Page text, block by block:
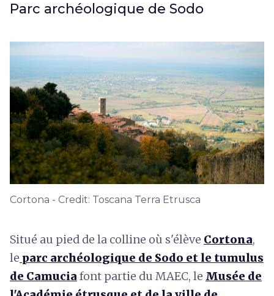
Parc archéologique de Sodo
Cortona - Credit: Toscana Terra Etrusca
Situé au pied de la colline où s'élève Cortona,
le parc archéologique de Sodo et le tumulus
de Camucia font partie du MAEC, le Musée de